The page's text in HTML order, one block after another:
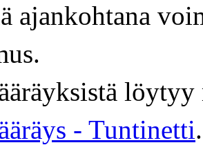
ajankohtana
- Tuntinetti.